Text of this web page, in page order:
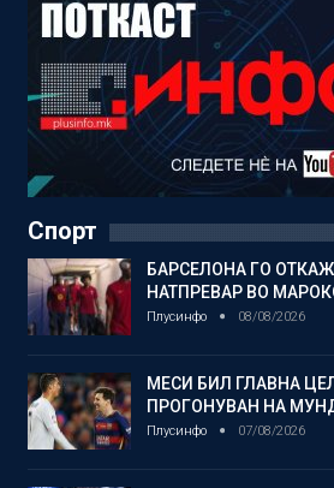
Спорт
БАРСЕЛОНА ГО
НАТПРЕВАР ВО
Плусинфо 08/08/2026
МЕСИ БИЛ ГЛАВНА
ПРОГОНУВАН НА
Плусинфо 07/08/2026